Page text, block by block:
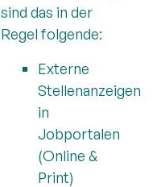
sind das in der
Regel folgende:
Externe
Stellenanzeigen
in
Jobportalen
(Online &
Print)